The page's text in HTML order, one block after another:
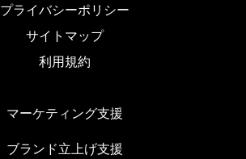
プライバシーポリシー
サイトマップ
利用規約
マーケティング支援
ブランド立上げ支援